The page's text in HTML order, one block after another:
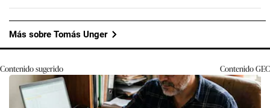
Más sobre Tomás Unger
Contenido sugerido ContenidoGEC